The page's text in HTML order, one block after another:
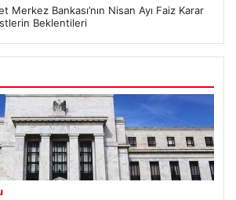
Merkez Bankası’nın Nisan Ayı Faiz Karar
Beklentileri